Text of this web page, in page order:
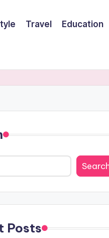
Travel Education
Posts